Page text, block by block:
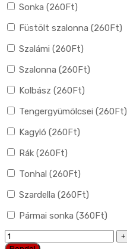
Sonka (260Ft)
Füstölt szalonna (260Ft)
Szalámi (260Ft)
Szalonna (260Ft)
Kolbász (260Ft)
Tengergyümölcsei (260Ft)
Kagyló (260Ft)
Rák (260Ft)
Tonhal (260Ft)
Szardella (260Ft)
Pármai sonka (360Ft)
27.
Pizza